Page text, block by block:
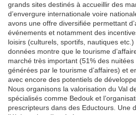
grands sites destinés à accueillir des
d’envergure internationale voire
avons une offre diversifiée permettant
événements et notamment des
loisirs (culturels, sportifs, nautiques etc.)
données montre que le tourisme
marché très important (51% des nuitées
générées par le tourisme d’affaires) et
avec encore des potentiels de
Nous organisons la valorisation du Val
spécialisés comme Bedouk et
prescripteurs dans des Eductours. Une